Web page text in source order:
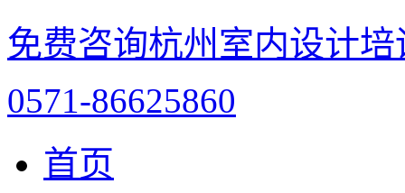
免费咨询杭州室内设计
0571-86625860
首页